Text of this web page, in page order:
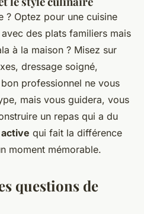
? Optez pour une cuisine
des plats familiers mais
à la maison ? Misez sur
dressage soigné,
professionnel ne vous
mais vous guidera, vous
un repas qui a du
qui fait la différence
moment mémorable.
questions de